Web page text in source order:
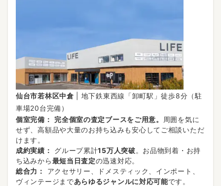
仙台市若林区中倉 | 地下鉄東西線「卸町駅」徒歩8分（駐
車場20台完備）
個室完備：
完全個室の査定ブースをご用意。
周囲を気に
せず、高額品や大量のお持ち込みも安心してご相談いただ
けます。
成約実績：
グループ累計15万人突破。お品物到着・お持
ち込みから最短当日査定の迅速対応。
総合力：
アクセサリー、ドメスティック、インポート、
ヴィンテージまであらゆるジャンルに対応可能です。